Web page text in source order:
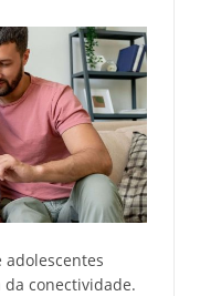
conectividade.